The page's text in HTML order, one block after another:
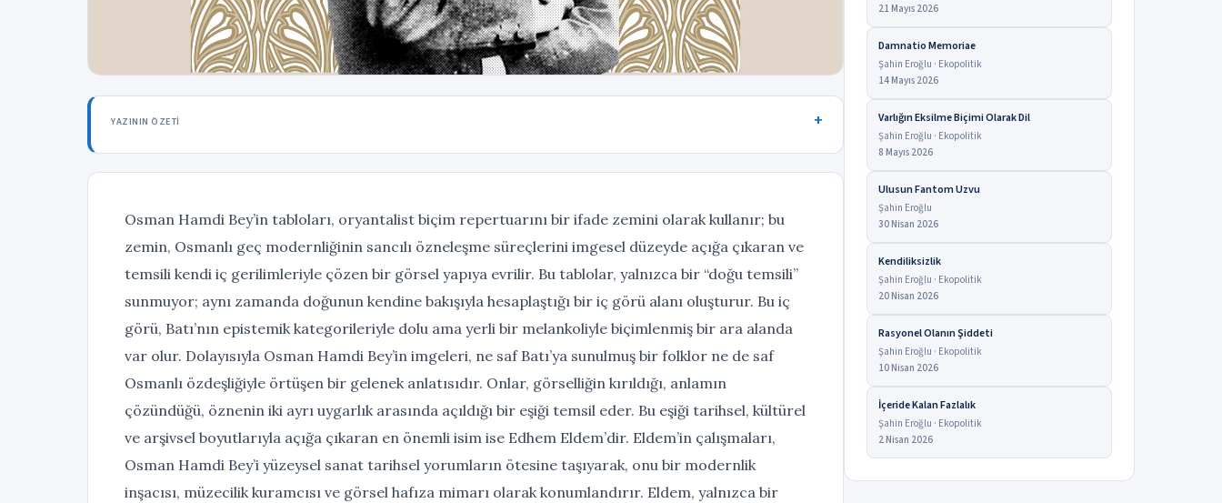
YAZININ ÖZETI
Osman Hamdi Bey’in tabloları, oryantalist biçim repertuarını bir ifade zemini olarak kullanır; bu
zemin, Osmanlı geç modernliğinin sancılı özneleşme süreçlerini imgesel düzeyde açığa çıkaran ve
temsili kendi iç gerilimleriyle çözen bir görsel yapıya evrilir. Bu tablolar, yalnızca bir “doğu temsili”
sunmuyor; aynı zamanda doğunun kendine bakışıyla hesaplaştığı bir iç görü alanı oluşturur. Bu iç
görü, Batı’nın epistemik kategorileriyle dolu ama yerli bir melankoliyle biçimlenmiş bir ara alanda
var olur. Dolayısıyla Osman Hamdi Bey’in imgeleri, ne saf Batı’ya sunulmuş bir folklor ne de saf
Osmanlı özdeşliğiyle örtüşen bir gelenek anlatısıdır. Onlar, görselliğin kırıldığı, anlamın
çözündüğü, öznenin iki ayrı uygarlık arasında açıldığı bir eşiği temsil eder. Bu eşiği tarihsel, kültürel
ve arşivsel boyutlarıyla açığa çıkaran en önemli isim ise Edhem Eldem’dir. Eldem’in çalışmaları,
Osman Hamdi Bey’i yüzeysel sanat tarihsel yorumların ötesine taşıyarak, onu bir modernlik
inşacısı, müzecilik kuramcısı ve görsel hafıza mimarı olarak konumlandırır. Eldem, yalnızca bir
21 Mayıs 2026
Damnatio Memoriae
Şahin Eroğlu · Ekopolitik
14 Mayıs 2026
Varlığın Eksilme Biçimi Olarak Dil
Şahin Eroğlu · Ekopolitik
8 Mayıs 2026
Ulusun Fantom Uzvu
Şahin Eroğlu
30 Nisan 2026
Kendiliksizlik
Şahin Eroğlu · Ekopolitik
20 Nisan 2026
Rasyonel Olanın Şiddeti
Şahin Eroğlu · Ekopolitik
10 Nisan 2026
İçeride Kalan Fazlalık
Şahin Eroğlu · Ekopolitik
2 Nisan 2026